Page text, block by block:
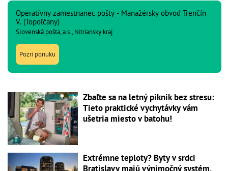
Operatívny zamestnanec pošty - Manažérsky obvod Trenčín
V. (Topoľčany)
Slovenská pošta, a.s., Nitriansky kraj
Pozri ponuku
Zbaľte sa na letný piknik bez stresu:
Tieto praktické vychytávky vám
ušetria miesto v batohu!
Extrémne teploty? Byty v srdci
Bratislavy majú výnimočný systém,